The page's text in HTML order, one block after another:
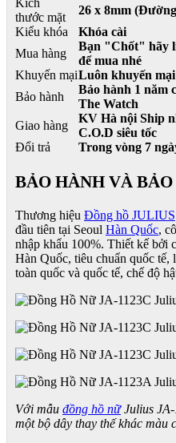
Kích
thước mặt
26 x 8mm
Kiểu khóa
Khóa cài
Mua hàng
Bạn "Chốt" hãy
để mua nhé
Khuyến mạiLuôn khuyến mại
Bảo hành
Bảo hành 1 năm
The Watch
Giao hàng
KV Hà nội Ship
C.O.D siêu tốc
Đổi trả
Trong vòng 7
BẢO HÀNH VÀ BẢO
Thương hiệu Đồng hồ JULIUS
đầu tiên tại Seoul Hàn Quốc,
nhập khẩu 100%. Thiết kế bởi
Hàn Quốc, tiêu chuẩn quốc tế,
toàn quốc và quốc tế, chế độ
Với mẫu đồng hồ nữJulius JA-
một bộ dây thay thế khác màu